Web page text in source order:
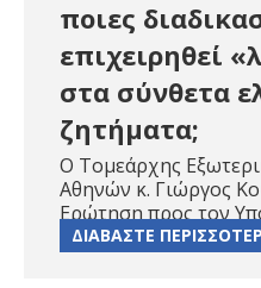
ποιες
επιχειρηθεί
στα σύνθετα
ζητήματα;
Ο Τομεάρχης
Αθηνών κ. Γιώργος
Ερώτηση προς τον
ΔΙΑΒΑΣΤΕ